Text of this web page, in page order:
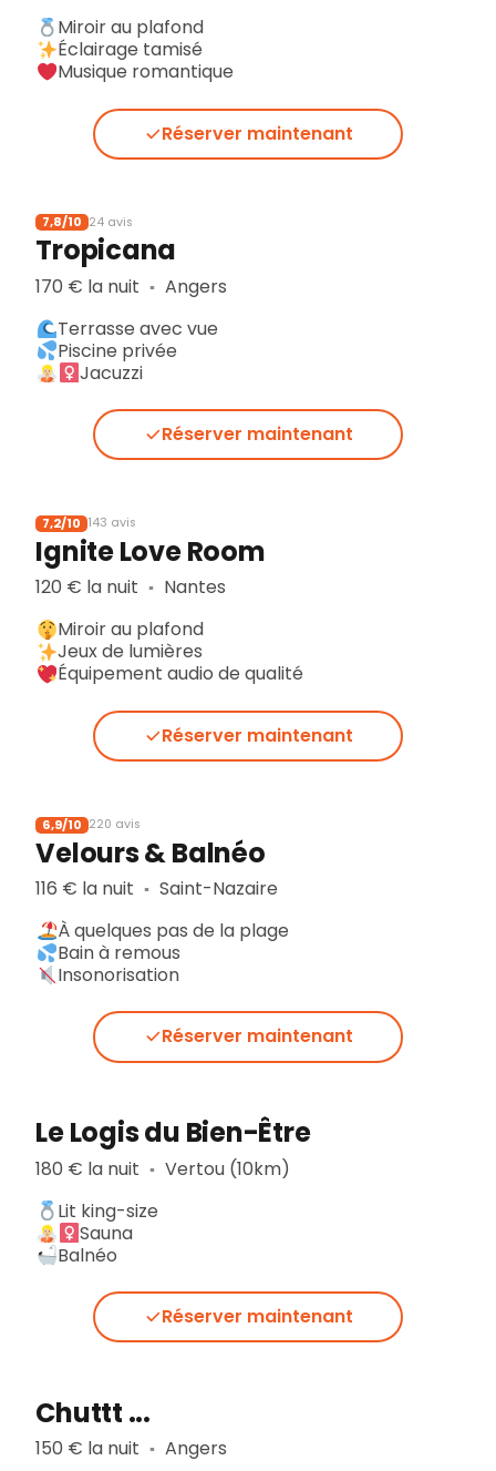
Miroir au plafond
Éclairage tamisé
Musique romantique
Réserver maintenant
7,8/10 24 avis
Tropicana
170 € la nuit ▪︎ Angers
Terrasse avec vue
Piscine privée
Jacuzzi
Réserver maintenant
7,2/10 143 avis
Ignite Love Room
120 € la nuit ▪︎ Nantes
Miroir au plafond
Jeux de lumières
Équipement audio de qualité
Réserver maintenant
6,9/10 220 avis
Velours & Balnéo
116 € la nuit ▪︎ Saint-Nazaire
À quelques pas de la plage
Bain à remous
Insonorisation
Réserver maintenant
Le Logis du Bien-Être
180 € la nuit ▪︎ Vertou (10km)
Lit king-size
Sauna
Balnéo
Réserver maintenant
Chuttt ...
150 € la nuit ▪︎ Angers